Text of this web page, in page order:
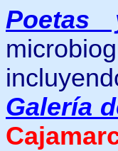
Poetas
Galería